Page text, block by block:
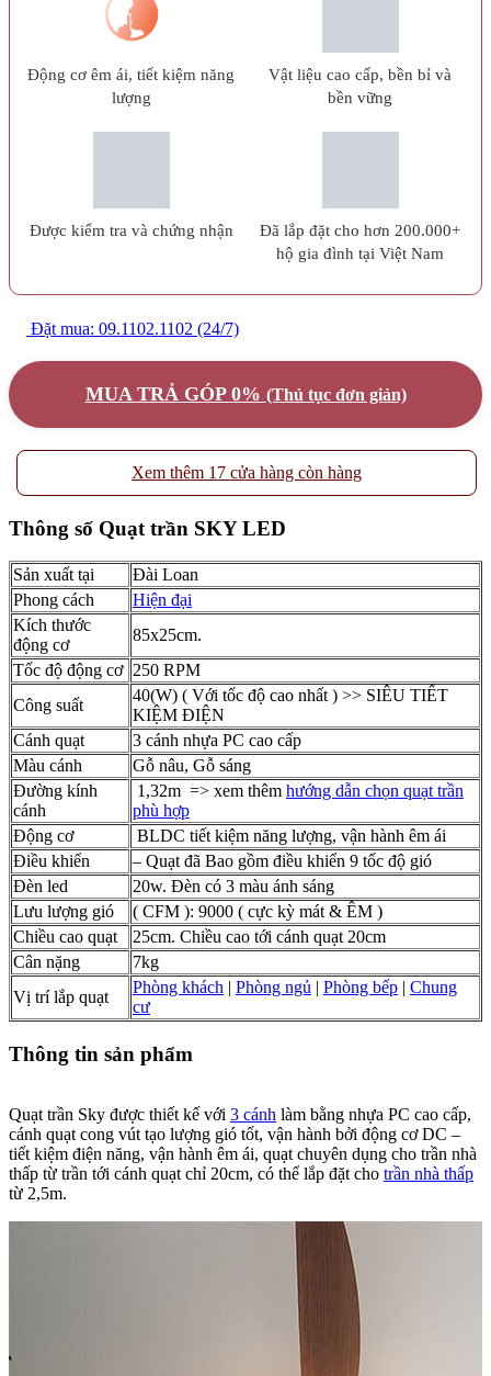
Động cơ êm ái, tiết kiệm năng
lượng
Vật liệu cao cấp, bền bỉ và
bền vững
Được kiểm tra và chứng nhận
Đã lắp đặt cho hơn 200.000+
hộ gia đình tại Việt Nam
Đặt mua: 09.1102.1102 (24/7)
MUA TRẢ GÓP 0% (Thủ tục đơn giản)
Xem thêm 17 cửa hàng còn hàng
Thông số Quạt trần SKY LED
Sản xuất tại
Đài Loan
Phong cách
Hiện đại
Kích thước
động cơ
85x25cm.
Tốc độ động cơ 250 RPM
Công suất
40(W) ( Với tốc độ cao nhất ) >> SIÊU TIẾT
KIỆM ĐIỆN
Cánh quạt
3 cánh nhựa PC cao cấp
Màu cánh
Gỗ nâu, Gỗ sáng
Đường kính
cánh
1,32m => xem thêm hướng dẫn chọn quạt trần
phù hợp
Động cơ
BLDC tiết kiệm năng lượng, vận hành êm ái
Điều khiển
– Quạt đã Bao gồm điều khiển 9 tốc độ gió
Đèn led
20w. Đèn có 3 màu ánh sáng
Lưu lượng gió
( CFM ): 9000 ( cực kỳ mát & ÊM )
Chiều cao quạt
25cm. Chiều cao tới cánh quạt 20cm
Cân nặng
7kg
Vị trí lắp quạt
Phòng khách | Phòng ngủ | Phòng bếp | Chung
cư
Thông tin sản phẩm
Quạt trần Sky được thiết kế với 3 cánh làm bằng nhựa PC cao cấp,
cánh quạt cong vút tạo lượng gió tốt, vận hành bởi động cơ DC –
tiết kiệm điện năng, vận hành êm ái, quạt chuyên dụng cho trần nhà
thấp từ trần tới cánh quạt chỉ 20cm, có thể lắp đặt cho trần nhà thấp
từ 2,5m.